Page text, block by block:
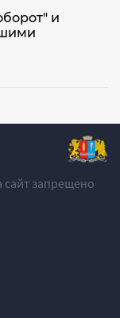
и
запрещено